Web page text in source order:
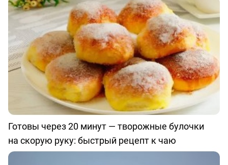
Готовы через 20 минут — творожные булочки
на скорую руку: быстрый рецепт к чаю